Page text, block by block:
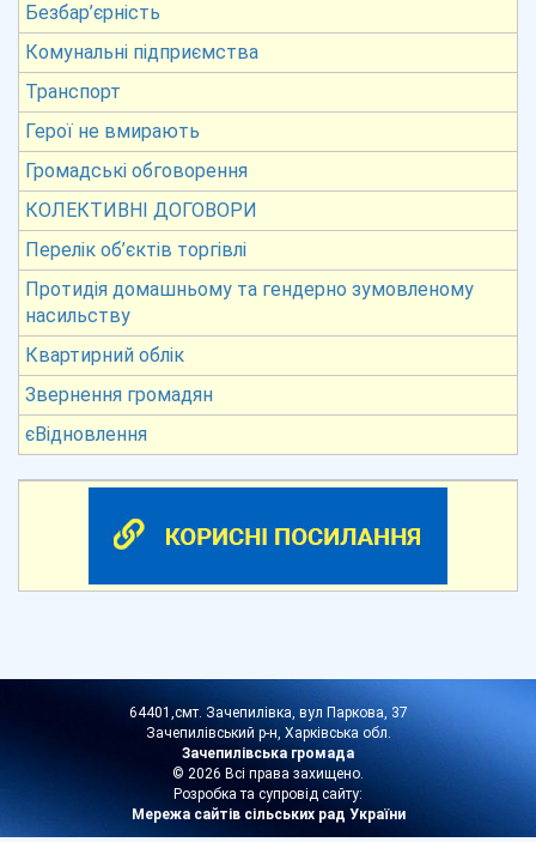
Безбар’єрність
Комунальні підприємства
Транспорт
Герої не вмирають
Громадські обговорення
КОЛЕКТИВНІ ДОГОВОРИ
Перелік об’єктів торгівлі
Протидія домашньому та гендерно зумовленому
насильству
Квартирний облік
Звернення громадян
єВідновлення
64401,смт. Зачепилівка, вул Паркова, 37
Зачепилівський р-н, Харківська обл.
Зачепилівська громада
© 2026 Всі права захищено.
Розробка та супровід сайту:
Мережа сайтів сільських рад України